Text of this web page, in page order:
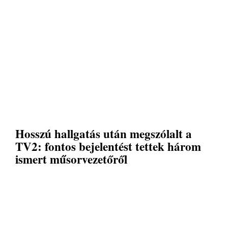
Hosszú hallgatás után megszólalt a
TV2: fontos bejelentést tettek három
ismert műsorvezetőről